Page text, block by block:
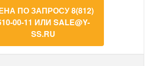
ПО ЗАПРОСУ 8(812)
00-11 ИЛИ SALE@Y-
SS.RU